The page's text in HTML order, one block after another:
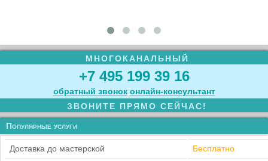
МНОГОКАНАЛЬНЫЙ
+7 495 199 39 16
обратный звонок онлайн‑консультант
ЗВОНИТЕ ПРЯМО СЕЙЧАС!
Популярные услуги
Доставка до мастерской Бесплатно